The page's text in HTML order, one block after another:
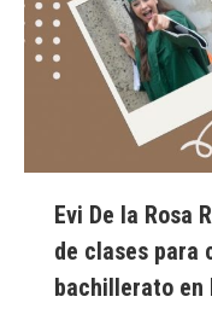
Evi De la Rosa
de clases para
bachillerato en